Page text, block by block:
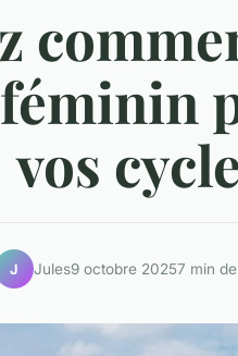
vos
J Jules9 octobre 20257 min